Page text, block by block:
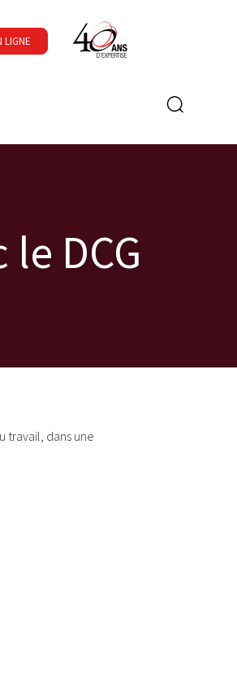
DCG
travail, dans une
LIGNE
Formulaire de recherche